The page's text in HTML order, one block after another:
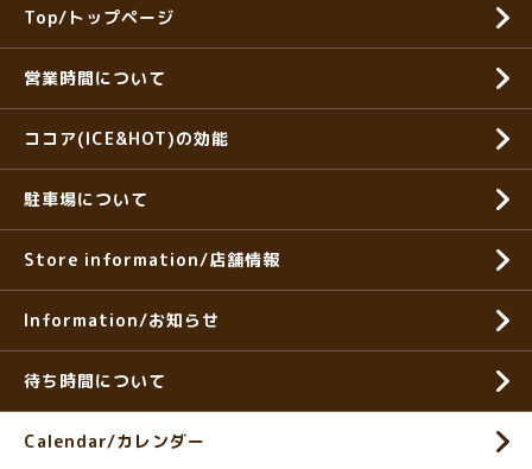
Top/トップページ
営業時間について
ココア(ICE&HOT)の効能
駐車場について
Store information/店舗情報
Information/お知らせ
待ち時間について
Calendar/カレンダー